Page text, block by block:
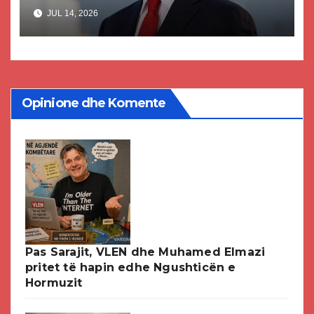
akuzat për ndërtimin e
paligjshëm të selisë së VMRO-
DPMNE-së
JUL 14, 2026
Opinione dhe Komente
Pas Sarajit, VLEN dhe Muhamed Elmazi
pritet të hapin edhe Ngushticën e
Hormuzit